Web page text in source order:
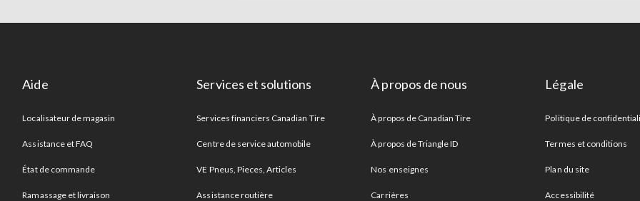
Aide
Localisateur de magasin
Assistance et FAQ
État de commande
Ramassage et livraison
Services et solutions
Services financiers Canadian Tire
Centre de service automobile
VE Pneus, Pieces, Articles
Assistance routière
À propos de nous
À propos de Canadian Tire
À propos de Triangle ID
Nos enseignes
Carrières
Légale
Politique de
Termes et conditions
Plan du site
Accessibilité